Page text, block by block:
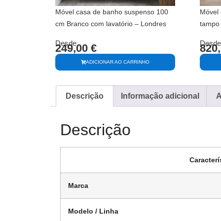
Móvel casa de banho suspenso 100
cm Branco com lavatório – Londres
ADICIONAR AO CARRINHO
Desde
249,00 €
Móvel
tampo
Desde
Descrição Informação adicional
Descrição
Marca
Modelo / Linha